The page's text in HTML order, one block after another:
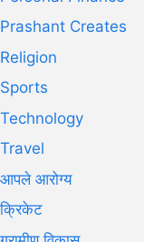
Prashant Creates
Religion
Sports
Technology
Travel
आपले आरोग्य
क्रिकेट